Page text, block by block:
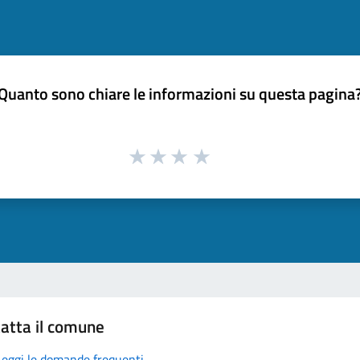
sono chiare le informazioni su questa
il comune